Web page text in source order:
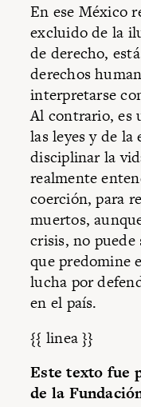
En ese México
excluido de la
de derecho,
derechos
interpretarse
Al contrario, es
las leyes y de
disciplinar la
realmente
coerción, para
muertos,
crisis, no
que predomine
lucha por
en el país.
{{ linea }}
Este texto fue
de la